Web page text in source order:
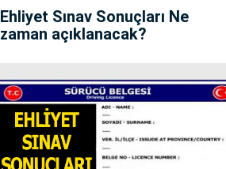
Ehliyet Sınav Sonuçları Ne
zaman açıklanacak?